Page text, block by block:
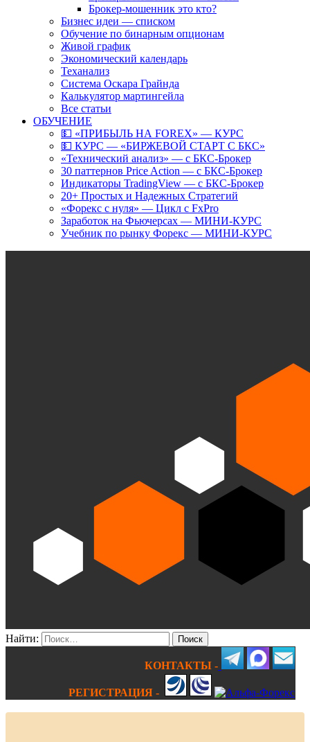
Брокер-мошенник это кто?
Бизнес идеи — списком
Обучение по бинарным опционам
Живой график
Экономический календарь
Теханализ
Система Оскара Грайнда
Калькулятор мартингейла
Все статьи
ОБУЧЕНИЕ
💵 «ПРИБЫЛЬ НА FOREX» — КУРС
💵 КУРС — «БИРЖЕВОЙ СТАРТ С БКС»
«Технический анализ» — с БКС-Брокер
30 паттернов Price Action — с БКС-Брокер
Индикаторы TradingView — с БКС-Брокер
20+ Простых и Надежных Стратегий
«Форекс с нуля» — Цикл с FxPro
Заработок на Фьючерсах — МИНИ-КУРС
Учебник по рынку Форекс — МИНИ-КУРС
Найти:
КОНТАКТЫ -
РЕГИСТРАЦИЯ -